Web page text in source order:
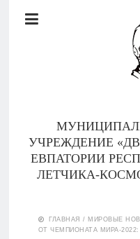
Документы
УЧРЕЖДЕНИЕ
ЕВПАТОРИИ
ЛЕТЧИКА-
ГЛАВНАЯ / МИРОВЫЕ
ОТ ЧЕМПИОНАТА МИРА-